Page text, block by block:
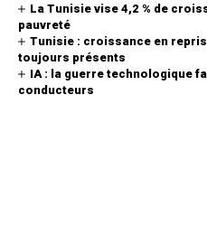
La Tunisie vise 4,2 % de
pauvreté
Tunisie : croissance en
toujours présents
IA : la guerre technologique
conducteurs